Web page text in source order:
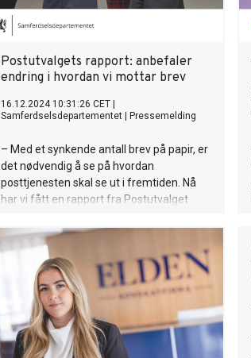
Postutvalgets rapport: anbefaler
endring i hvordan vi mottar brev
16.12.2024 10:31:26 CET
Samferdselsdepartementet
Pressemelding
– Med et synkende antall brev på papir, er
det nødvendig å se på hvordan
posttjenesten skal se ut i fremtiden. Nå
har vi fått en rapport fra Postutvalget
tilpasse tjenestene. De mener blant annet
at brev skal leveres til betjente
postpunkter i stedet for i postkassen, sier
samferdselsminister Jon-Ivar Nygård.